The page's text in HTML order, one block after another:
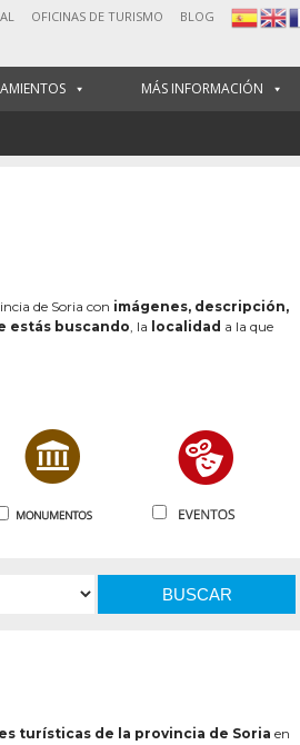
OFICINAS DE TURISMO BLOG
MÁS INFORMACIÓN
de Soria con imágenes, descripción,
estás buscando, la localidad a la que
BUSCAR
turísticas de la provincia de Soria en